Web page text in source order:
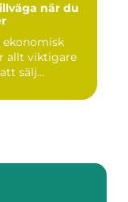
när du
ekonomisk
allt viktigare
sälj...